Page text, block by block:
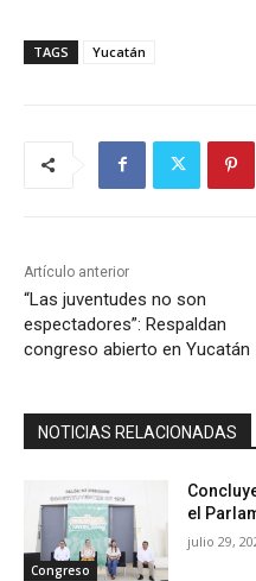
TAGS Yucatán
Artículo anterior
“Las juventudes no son
espectadores”: Respaldan
congreso abierto en Yucatán
NOTICIAS RELACIONADAS
Congreso
el
julio 29,